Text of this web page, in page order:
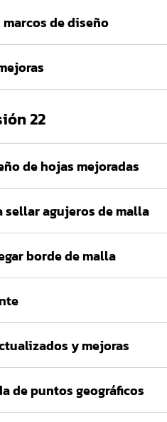
de diseño
22
de hojas mejoradas
sellar agujeros de malla
borde de malla
y mejoras
de puntos geográficos